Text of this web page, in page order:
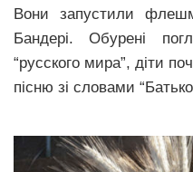
Вони запустили
Бандері. Обурені
“русского мира”, діти
пісню зі словами